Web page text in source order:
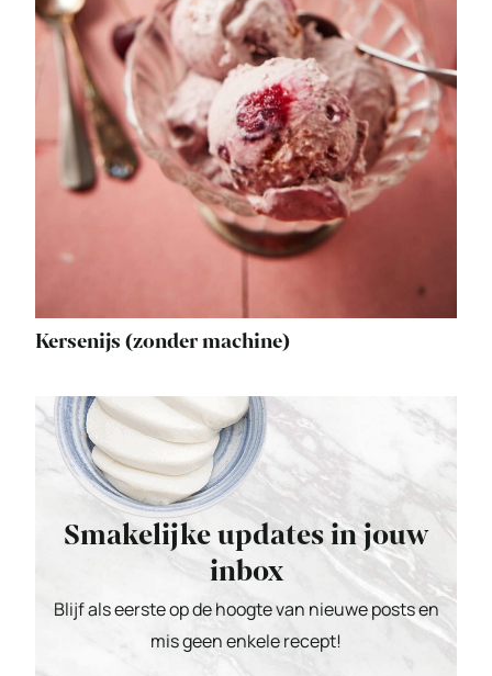
Kersenijs (zonder machine)
Smakelijke updates in jouw
inbox
Blijf als eerste op de hoogte van nieuwe posts en
mis geen enkele recept!